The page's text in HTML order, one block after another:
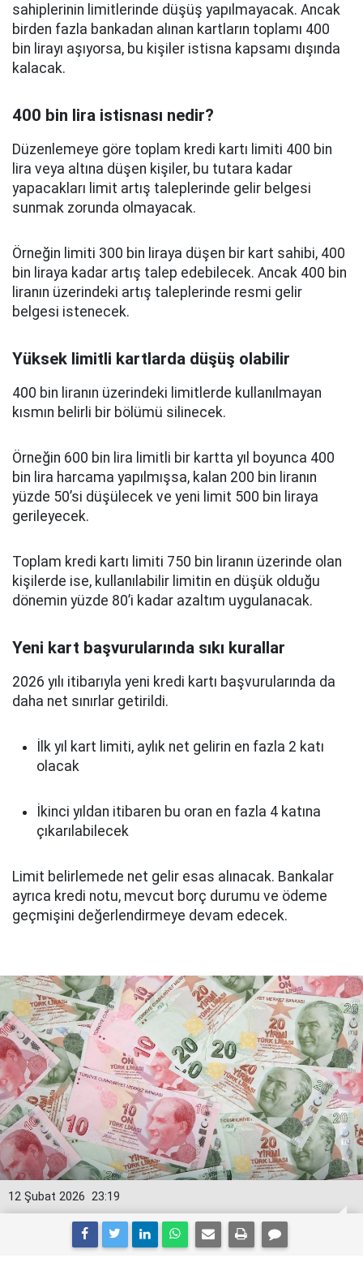
sahiplerinin limitlerinde düşüş yapılmayacak. Ancak
birden fazla bankadan alınan kartların toplamı 400
bin lirayı aşıyorsa, bu kişiler istisna kapsamı dışında
kalacak.
400 bin lira istisnası nedir?
Düzenlemeye göre toplam kredi kartı limiti 400 bin
lira veya altına düşen kişiler, bu tutara kadar
yapacakları limit artış taleplerinde gelir belgesi
sunmak zorunda olmayacak.
Örneğin limiti 300 bin liraya düşen bir kart sahibi, 400
bin liraya kadar artış talep edebilecek. Ancak 400 bin
liranın üzerindeki artış taleplerinde resmi gelir
belgesi istenecek.
Yüksek limitli kartlarda düşüş olabilir
400 bin liranın üzerindeki limitlerde kullanılmayan
kısmın belirli bir bölümü silinecek.
Örneğin 600 bin lira limitli bir kartta yıl boyunca 400
bin lira harcama yapılmışsa, kalan 200 bin liranın
yüzde 50’si düşülecek ve yeni limit 500 bin liraya
gerileyecek.
Toplam kredi kartı limiti 750 bin liranın üzerinde olan
kişilerde ise, kullanılabilir limitin en düşük olduğu
dönemin yüzde 80’i kadar azaltım uygulanacak.
Yeni kart başvurularında sıkı kurallar
2026 yılı itibarıyla yeni kredi kartı başvurularında da
daha net sınırlar getirildi.
İlk yıl kart limiti, aylık net gelirin en fazla 2 katı
olacak
İkinci yıldan itibaren bu oran en fazla 4 katına
çıkarılabilecek
Limit belirlemede net gelir esas alınacak. Bankalar
ayrıca kredi notu, mevcut borç durumu ve ödeme
geçmişini değerlendirmeye devam edecek.
23:19
12 Şubat 2026